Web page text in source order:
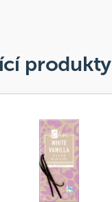
produkty